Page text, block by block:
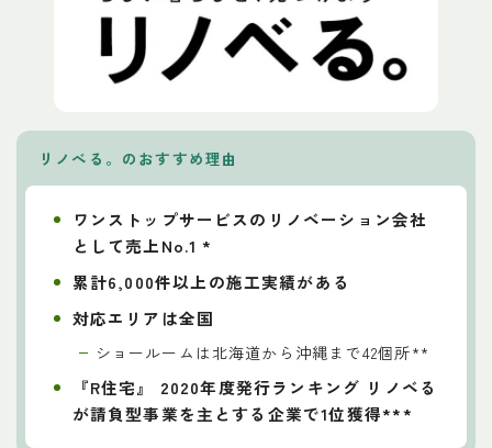
リノべる。 の おすすめ理由
ワンストップサービスのリノベーション会社
として売上No.1 *
累計6,000件以上の施工実績がある
対応エリアは全国
ショールームは北海道から沖縄まで42個所**
『R住宅』 2020年度発行ランキング リノベる
が請負型事業を主とする企業で1位獲得***